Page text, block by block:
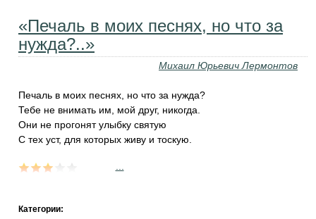
«Печаль в моих песнях, но что за
нужда?..»
Михаил Юрьевич Лермонтов
Печаль в моих песнях, но что за нужда?
Тебе не внимать им, мой друг, никогда.
Они не прогонят улыбку святую
С тех уст, для которых живу и тоскую.
Категории: